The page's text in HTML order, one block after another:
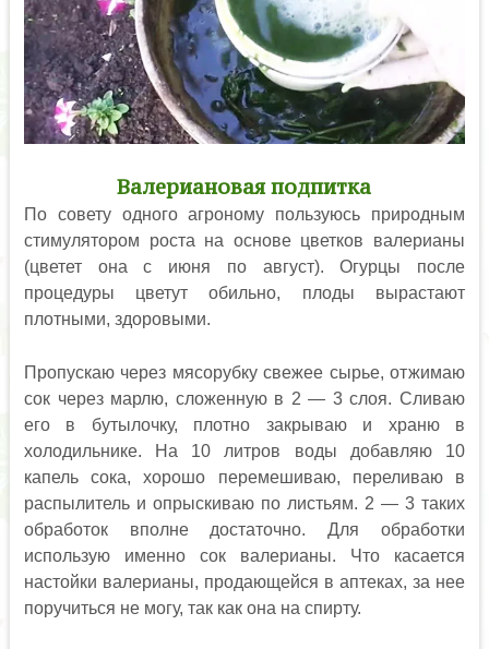
Валериановая подпитка
По совету одного агроному пользуюсь природным
стимулятором роста на основе цветков валерианы
(цветет она с июня по август). Огурцы после
процедуры цветут обильно, плоды вырастают
плотными, здоровыми.
Пропускаю через мясорубку свежее сырье, отжимаю
сок через марлю, сложенную в 2 — 3 слоя. Сливаю
его в бутылочку, плотно закрываю и храню в
холодильнике. На 10 литров воды добавляю 10
капель сока, хорошо перемешиваю, переливаю в
распылитель и опрыскиваю по листьям. 2 — 3 таких
обработок вполне достаточно. Для обработки
использую именно сок валерианы. Что касается
настойки валерианы, продающейся в аптеках, за нее
поручиться не могу, так как она на спирту.